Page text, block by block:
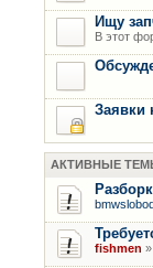
Ищу
В этот
Заявки
АКТИВНЫЕ
fishmen